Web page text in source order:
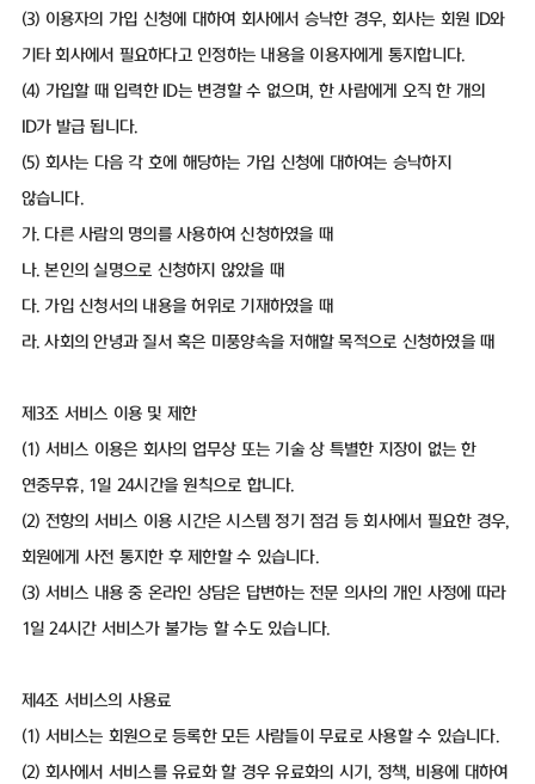
(3) 이용자의 가입 신청에 대하여 회사에서 승낙한 경우, 회사는 회원 ID와
기타 회사에서 필요하다고 인정하는 내용을 이용자에게 통지합니다.
(4) 가입할 때 입력한 ID는 변경할 수 없으며, 한 사람에게 오직 한 개의
ID가 발급 됩니다.
(5) 회사는 다음 각 호에 해당하는 가입 신청에 대하여는 승낙하지
않습니다.
가. 다른 사람의 명의를 사용하여 신청하였을 때
나. 본인의 실명으로 신청하지 않았을 때
다. 가입 신청서의 내용을 허위로 기재하였을 때
라. 사회의 안녕과 질서 혹은 미풍양속을 저해할 목적으로 신청하였을 때
제3조 서비스 이용 및 제한
(1) 서비스 이용은 회사의 업무상 또는 기술 상 특별한 지장이 없는 한
연중무휴, 1일 24시간을 원칙으로 합니다.
(2) 전항의 서비스 이용 시간은 시스템 정기 점검 등 회사에서 필요한 경우,
회원에게 사전 통지한 후 제한할 수 있습니다.
(3) 서비스 내용 중 온라인 상담은 답변하는 전문 의사의 개인 사정에 따라
1일 24시간 서비스가 불가능 할 수도 있습니다.
제4조 서비스의 사용료
(1) 서비스는 회원으로 등록한 모든 사람들이 무료로 사용할 수 있습니다.
(2) 회사에서 서비스를 유료화 할 경우 유료화의 시기, 정책, 비용에 대하여